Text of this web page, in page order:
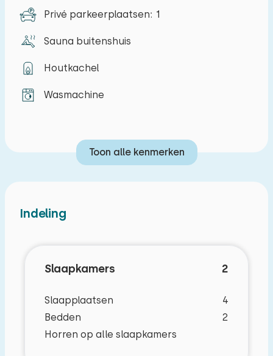
slaapkamer met een tweepersoonsbed
(twijfelaar) en een badkamer.
Op de verdieping vindt u de tweede slaapkamer
met een elektrisch verstelbaar
tweepersoonsbed. De bijkamer wordt in principe
Desgewenst mag u wel gebruikmaken van de
wasmachine die in deze ruimte staat. Tevens
vindt u hier extra dekens, een kinderbed en een
De grote tuin staat garant voor de nodige
terras treft u een eettafel met vier losse stoelen.
sauna vindt u in de schuur in de tuin.
U kunt één auto bij de woning parkeren,
Privé parkeerplaatsen: 1
Sauna buitenshuis
Houtkachel
Wasmachine
Toon alle kenmerken
Indeling
Slaapkamers 2
Slaapplaatsen
4
Bedden
2
Horren op alle slaapkamers